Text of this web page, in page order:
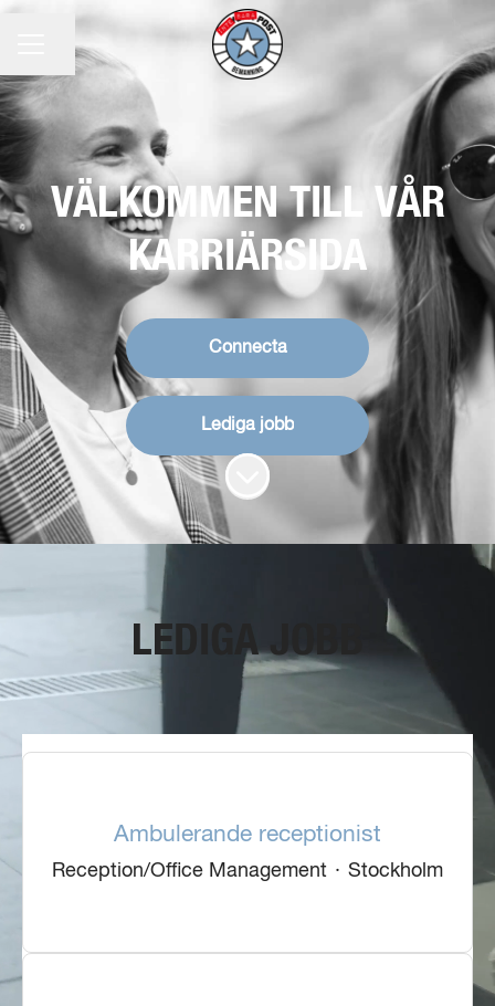
KARRIÄRMENY
Dela sidan
VÄLKOMMEN TILL VÅR
KARRIÄRSIDA
Connecta
Lediga jobb
Skrolla för mer innehåll
LEDIGA JOBB
Ambulerande receptionist
Reception/Office Management · Stockholm